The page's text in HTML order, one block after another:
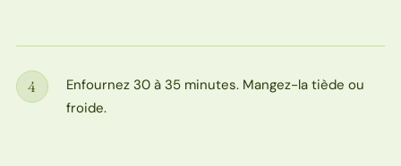
Étape
4
Enfournez 30 à 35 minutes. Mangez-la tiède ou
froide.